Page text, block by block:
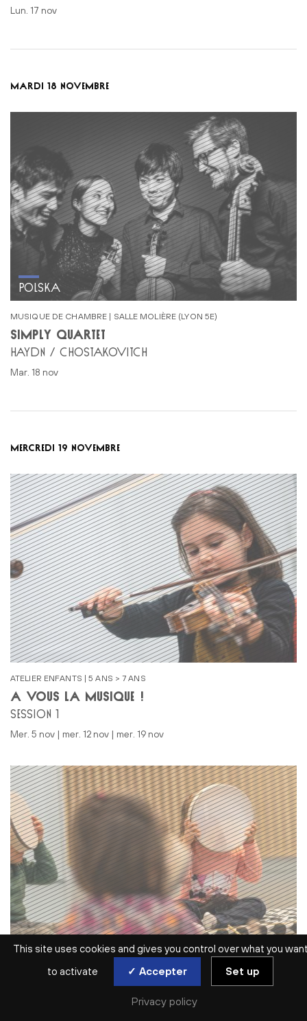
CHOISISSEZ VOTRE DATE
lun. 17 nov
MARDI 18 NOVEMBRE
MUSIQUE DE CHAMBRE | SALLE MOLIÈRE (LYON 5E)
SIMPLY QUARTET
HAYDN / CHOSTAKOVITCH
mar. 18 nov
POLSKA
MERCREDI 19 NOVEMBRE
ATELIER ENFANTS | 5 ANS > 7 ANS
À VOUS LA MUSIQUE !
SESSION 1
mer. 5 nov | mer. 12 nov | mer. 19 nov
ATELIER ENFANTS | 3 ANS > 5 ANS
ÉVEIL MUSICAL ET SENSORIEL
This site uses cookies and gives you control over what you
to activate
✓ Accepter Set up
Privacy policy